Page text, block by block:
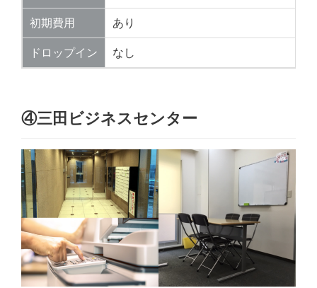
初期費用 あり
ドロップイン なし
④三田ビジネスセンター